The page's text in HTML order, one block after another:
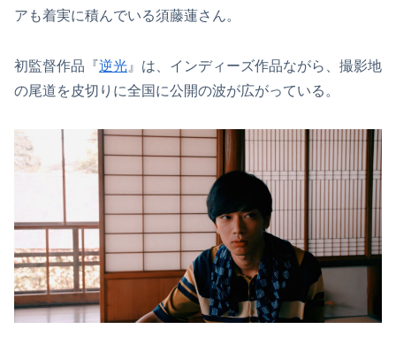
アも着実に積んでいる須藤蓮さん。
初監督作品『逆光 』は、インディーズ作品ながら、撮影地
の尾道を皮切りに全国に公開の波が広がっている。